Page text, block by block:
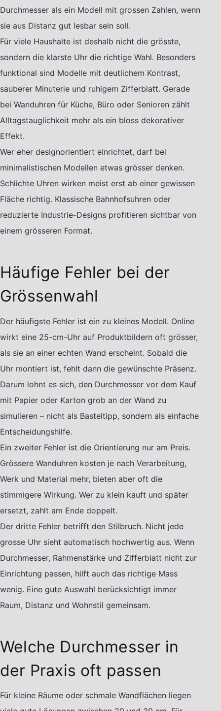
Durchmesser als ein Modell mit grossen Zahlen, wenn
sie aus Distanz gut lesbar sein soll.
Für viele Haushalte ist deshalb nicht die grösste,
sondern die klarste Uhr die richtige Wahl. Besonders
funktional sind Modelle mit deutlichem Kontrast,
sauberer Minuterie und ruhigem Zifferblatt. Gerade
bei Wanduhren für Küche, Büro oder Senioren zählt
Alltagstauglichkeit mehr als ein bloss dekorativer
Effekt.
Wer eher designorientiert einrichtet, darf bei
minimalistischen Modellen etwas grösser denken.
Schlichte Uhren wirken meist erst ab einer gewissen
Fläche richtig. Klassische Bahnhofsuhren oder
reduzierte Industrie-Designs profitieren sichtbar von
einem grösseren Format.
Häufige Fehler bei der
Grössenwahl
Der häufigste Fehler ist ein zu kleines Modell. Online
wirkt eine 25-cm-Uhr auf Produktbildern oft grösser,
als sie an einer echten Wand erscheint. Sobald die
Uhr montiert ist, fehlt dann die gewünschte Präsenz.
Darum lohnt es sich, den Durchmesser vor dem Kauf
mit Papier oder Karton grob an der Wand zu
simulieren – nicht als Basteltipp, sondern als einfache
Entscheidungshilfe.
Ein zweiter Fehler ist die Orientierung nur am Preis.
Grössere Wanduhren kosten je nach Verarbeitung,
Werk und Material mehr, bieten aber oft die
stimmigere Wirkung. Wer zu klein kauft und später
ersetzt, zahlt am Ende doppelt.
Der dritte Fehler betrifft den Stilbruch. Nicht jede
grosse Uhr sieht automatisch hochwertig aus. Wenn
Durchmesser, Rahmenstärke und Zifferblatt nicht zur
Einrichtung passen, hilft auch das richtige Mass
wenig. Eine gute Auswahl berücksichtigt immer
Raum, Distanz und Wohnstil gemeinsam.
Welche Durchmesser in
der Praxis oft passen
Für kleine Räume oder schmale Wandflächen liegen